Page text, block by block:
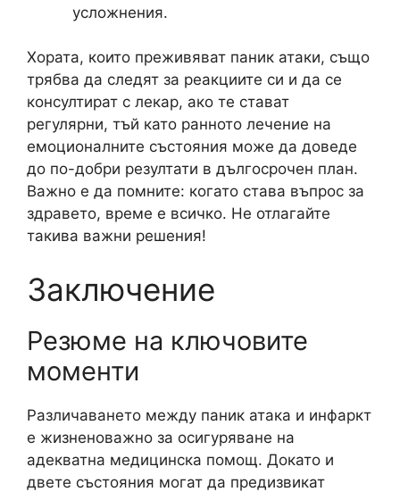
усложнения.
Хората, които преживяват паник атаки, също
трябва да следят за реакциите си и да се
консултират с лекар, ако те стават
регулярни, тъй като ранното лечение на
емоционалните състояния може да доведе
до по-добри резултати в дългосрочен план.
Важно е да помните: когато става въпрос за
здравето, време е всичко. Не отлагайте
такива важни решения!
Заключение
Резюме на ключовите
моменти
Различаването между паник атака и инфаркт
е жизненоважно за осигуряване на
адекватна медицинска помощ. Докато и
двете състояния могат да предизвикат